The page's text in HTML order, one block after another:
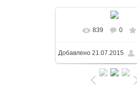
В реальном размере
228.2Kb
839 0
Добавлено 21.07.2015